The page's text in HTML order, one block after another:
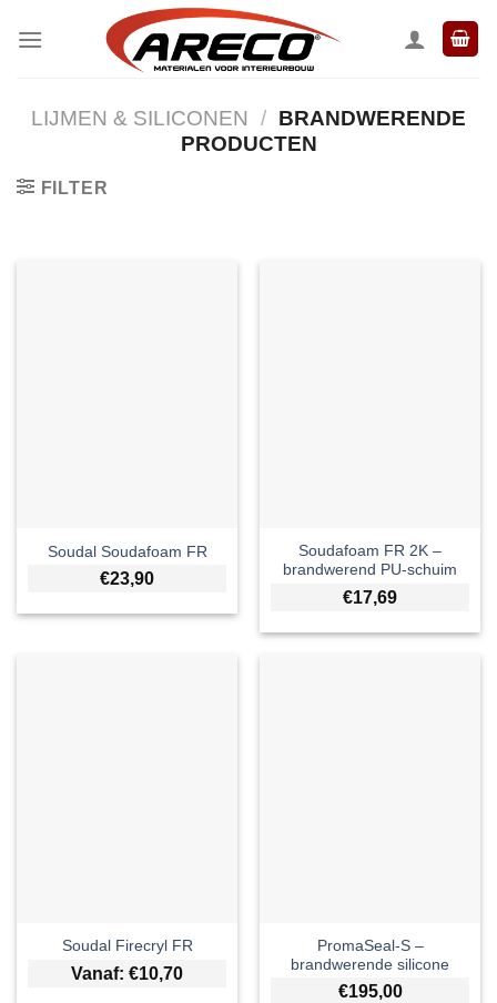
naar
LIJMEN & SILICONEN / BRANDWERENDE
PRODUCTEN
FILTER
Soudal Soudafoam FR
€23,90
Soudafoam FR 2K –
brandwerend PU-schuim
€17,69
Soudal Firecryl FR
Vanaf: €10,70
PromaSeal-S –
brandwerende silicone
€195,00